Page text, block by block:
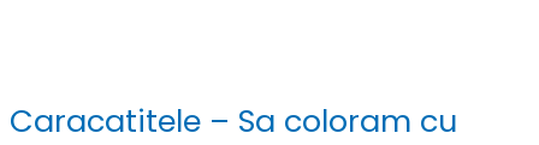
Caracatitele – Sa coloram cu